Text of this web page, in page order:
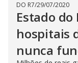
DO R7/29/07/2020
Estado
hospitais
nunca